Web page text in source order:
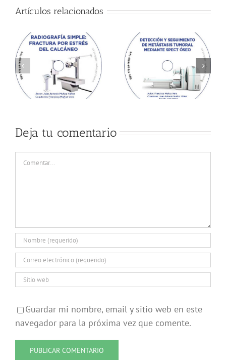
Artículos relacionados
Deja tu comentario
Comentar
Guardar mi nombre, email y sitio web en este
navegador para la próxima vez que comente.